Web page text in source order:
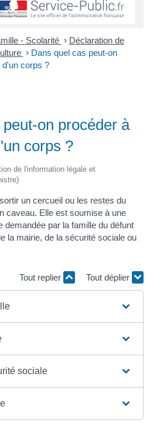
- Scolarité > Déclaration de
> Dans quel cas peut-on
d'un corps ?
on procéder à
corps ?
de l'information légale et
un cercueil ou les restes du
caveau. Elle est soumise à une
demandée par la famille du défunt
la mairie, de la sécurité sociale ou
Tout replier Tout déplier
sociale